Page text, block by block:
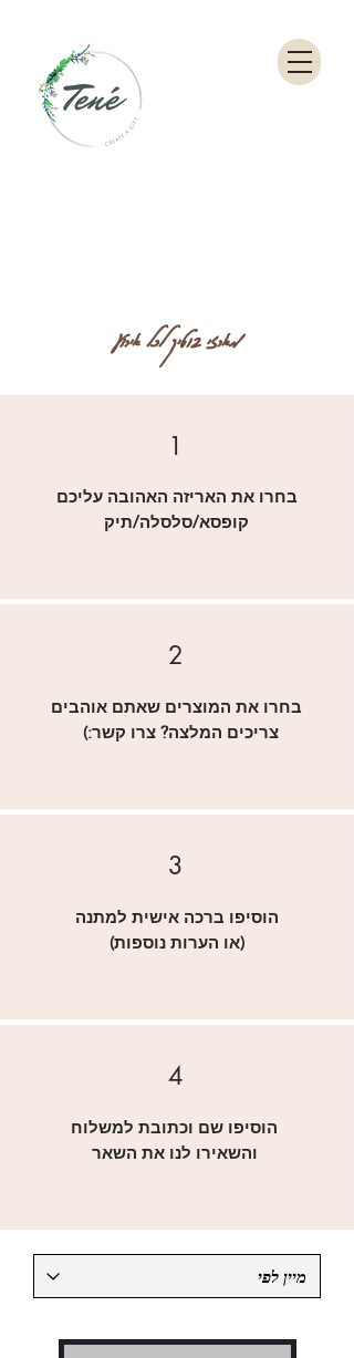
מארזי בוטיק לכל אירוע
1
בחרו את האריזה האהובה עליכם
קופסא/סלסלה/תיק
2
בחרו את המוצרים שאתם אוהבים
(:צריכים המלצה? צרו קשר
3
הוסיפו ברכה אישית למתנה
(או הערות נוספות)
4